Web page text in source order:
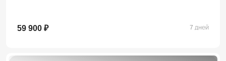
59 900 ₽ 7 дней